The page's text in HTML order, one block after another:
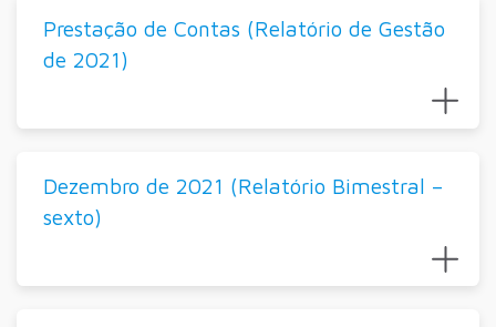
Prestação de Contas (Relatório de Gestão
de 2021)
Dezembro de 2021 (Relatório Bimestral –
sexto)